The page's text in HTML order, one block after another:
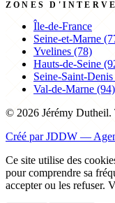
ZONES
Île-de-France
Seine-et-Marne
Yvelines (78)
Hauts-de-Seine
Seine-Saint-
Val-de-Marne (94)
© 2026 Jérémy Dutheil.
Créé par JDDW —
Ce site utilise des
pour comprendre sa
accepter ou les refuser.